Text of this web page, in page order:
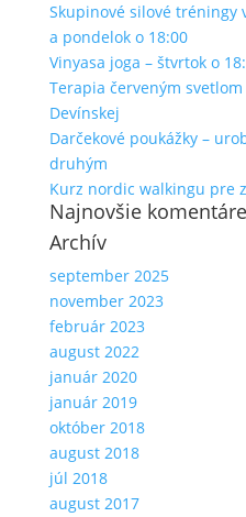
Skupinové silové tréningy
a pondelok o 18:00
Vinyasa joga – štvrtok o
Terapia červeným
Devínskej
Darčekové poukážky –
druhým
Kurz nordic walkingu pre
Najnovšie komentáre
Archív
september 2025
november 2023
február 2023
august 2022
január 2020
január 2019
október 2018
august 2018
júl 2018
august 2017